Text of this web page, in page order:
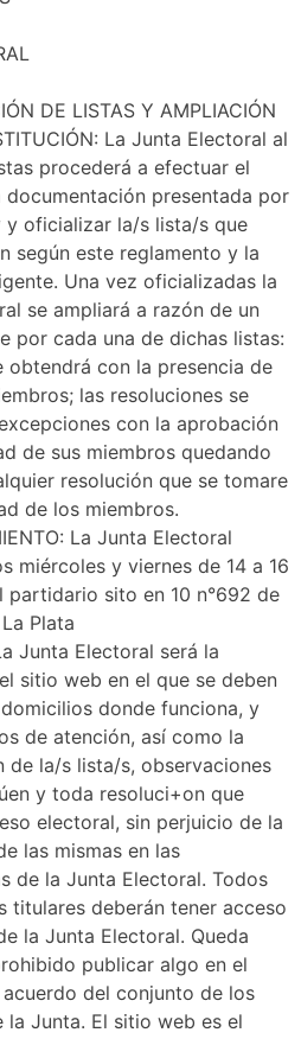
DE LISTAS Y AMPLIACIÓN
La Junta Electoral al
procederá a efectuar el
documentación presentada por
y oficializar la/s lista/s que
según este reglamento y la
Una vez oficializadas la
se ampliará a razón de un
por cada una de dichas listas:
obtendrá con la presencia de
las resoluciones se
con la aprobación
de sus miembros quedando
resolución que se tomare
de los miembros.
La Junta Electoral
miércoles y viernes de 14 a 16
partidario sito en 10 n°692 de
Plata
Junta Electoral será la
sitio web en el que se deben
donde funciona, y
de atención, así como la
de la/s lista/s, observaciones
y toda resoluci+on que
electoral, sin perjuicio de la
las mismas en las
de la Junta Electoral. Todos
titulares deberán tener acceso
la Junta Electoral. Queda
publicar algo en el
del conjunto de los
la Junta. El sitio web es el